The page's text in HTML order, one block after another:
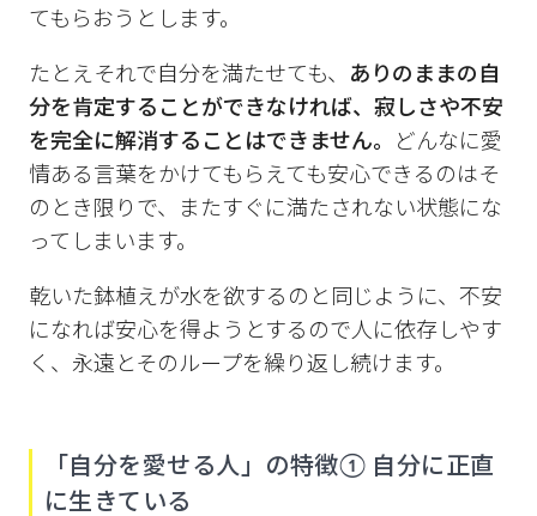
てもらおうとします。
たとえそれで自分を満たせても、
ありのままの自
分を肯定することができなければ、寂しさや不安
を完全に解消することはできません。
どんなに愛
情ある言葉をかけてもらえても安心できるのはそ
のとき限りで、またすぐに満たされない状態にな
ってしまいます。
乾いた鉢植えが水を欲するのと同じように、不安
になれば安心を得ようとするので人に依存しやす
く、永遠とそのループを繰り返し続けます。
「自分を愛せる人」の特徴① 自分に正直
に生きている